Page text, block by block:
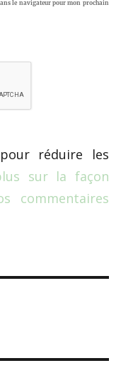
le navigateur pour mon prochain
réduire les
sur la façon
commentaires